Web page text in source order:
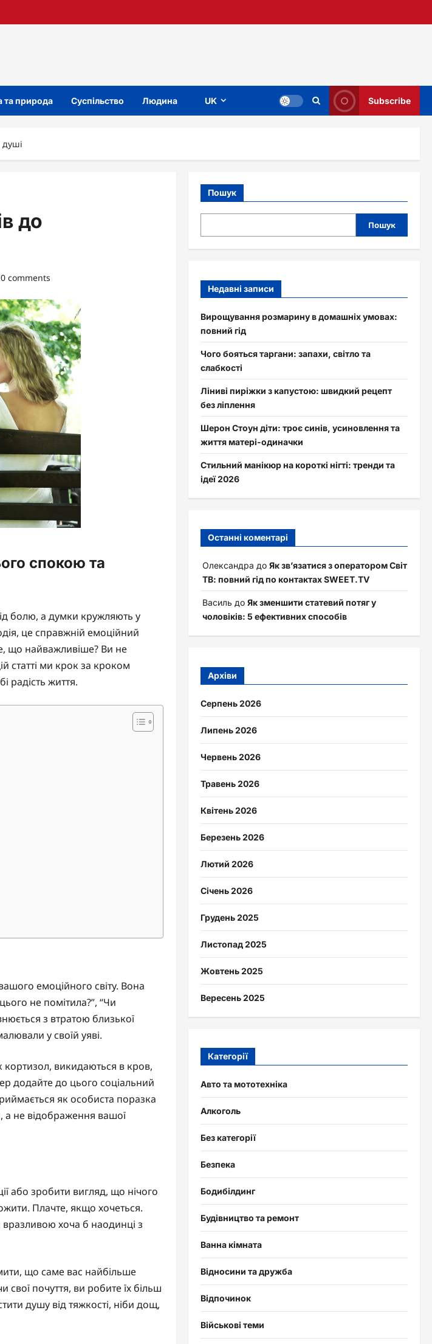
та природа Суспільство Людина UK Subscribe
душі
до
0 comments
спокою та
болю, а думки кружляють у
це справжній емоційний
що найважливіше? Ви не
статті ми крок за кроком
радість життя.
емоційного світу. Вона
не помітила?”, “Чи
з втратою близької
у своїй уяві.
кортизол, викидаються в кров,
додайте до цього соціальний
як особиста поразка
а не відображення вашої
або зробити вигляд, що нічого
Плачте, якщо хочеться.
хоча б наодинці з
що саме вас найбільше
почуття, ви робите їх більш
душу від тяжкості, ніби дощ,
Пошук
Пошук
Недавні записи
Вирощування розмарину в домашніх умовах:
повний гід
Чого бояться таргани: запахи, світло та
слабкості
Ліниві пиріжки з капустою: швидкий рецепт
без ліплення
Шерон Стоун діти: троє синів, усиновлення та
життя матері-одиначки
Стильний манікюр на короткі нігті: тренди та
ідеї 2026
Останні коментарі
Олександра до Як зв’язатися з оператором Світ
ТВ: повний гід по контактах SWEET.TV
Василь до Як зменшити статевий потяг у
чоловіків: 5 ефективних способів
Архіви
Серпень 2026
Липень 2026
Червень 2026
Травень 2026
Квітень 2026
Березень 2026
Лютий 2026
Січень 2026
Грудень 2025
Листопад 2025
Жовтень 2025
Вересень 2025
Категорії
Авто та мототехніка
Алкоголь
Без категорії
Безпека
Бодибілдинг
Будівництво та ремонт
Ванна кімната
Відносини та дружба
Відпочинок
Військові теми